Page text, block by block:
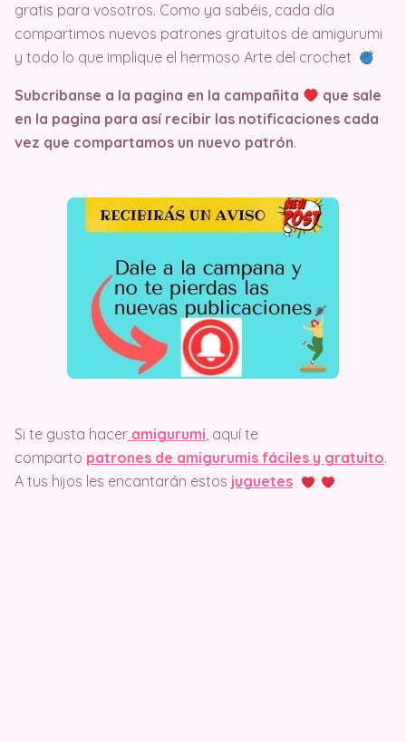
gratis para vosotros. Como ya sabéis, cada día
compartimos nuevos patrones gratuitos de amigurumi
y todo lo que implique el hermoso Arte del crochet
Subcribanse a la pagina en la campañita
que sale
en la pagina para así recibir las notificaciones cada
vez que compartamos un nuevo patrón.
Si te gusta hacer amigurumi, aquí te
comparto patrones de amigurumis fáciles y gratuito.
A tus hijos les encantarán estos juguetes